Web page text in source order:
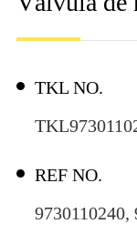
TKL NO.
REF NO.
9730110240,